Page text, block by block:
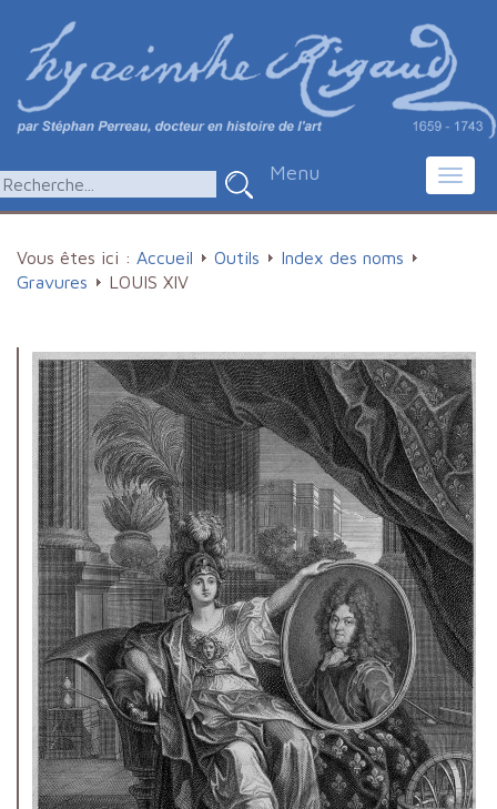
Menu
Vous êtes ici : Accueil Outils
Index des noms
Gravures
LOUIS XIV